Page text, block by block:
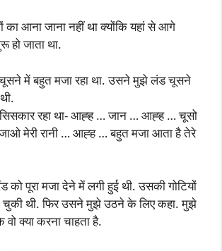
का आना जाना नहीं था क्योंकि यहां से आगे
हो जाता था.
में बहुत मजा रहा था. उसने मुझे लंड चूसने
सिसकार रहा था- आह्ह … जान … आह्ह … चूसो
मेरी रानी … आह्ह … बहुत मजा आता है तेरे
को पूरा मजा देने में लगी हुई थी. उसकी गोटियों
चुकी थी. फिर उसने मुझे उठने के लिए कहा. मुझे
क्या करना चाहता है.